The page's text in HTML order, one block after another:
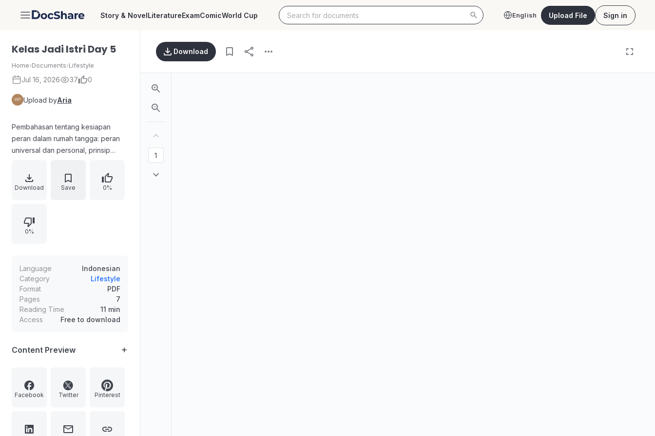
DocShare Story & NovelLiteratureExamComicWorld Cup English Upload File Sign in
Kelas Jadi Istri Day 5
Home›Documents›Lifestyle
Jul 16, 2026 37 0
Upload byAria
Pembahasan tentang kesiapan
peran dalam rumah tangga: peran
universal dan personal, prinsip
eksistensi di luar ridha Allah pada
ridha suami. Menjelaskan konsep
baligh, naluri, rahim dan fitrah.
Mengulas ketentuan persalinan dan
sebagai ujian ketauhidan dan
ketawakalan.
Download Save 0%
0%
Language
Indonesian
Category
Lifestyle
Format
PDF
Pages
7
Reading Time
11 min
Access
Free to download
Content Preview
Facebook Twitter Pinterest
Download